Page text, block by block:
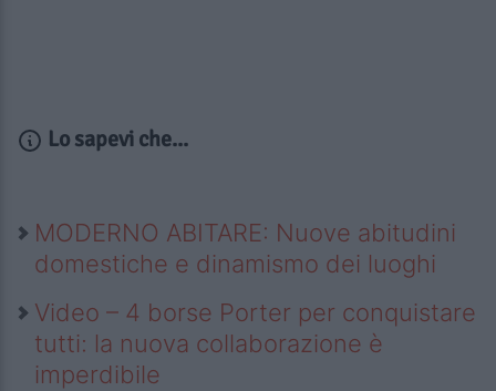
Lo sapevi che...
MODERNO ABITARE: Nuove abitudini
domestiche e dinamismo dei luoghi
Video – 4 borse Porter per conquistare
tutti: la nuova collaborazione è
imperdibile